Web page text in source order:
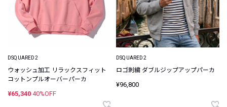
DSQUARED2
ウォッシュ加工 リラックスフィット
コットンプルオーバーパーカ
¥65,340 40%OFF
DSQUARED2
ロゴ刺繍 ダブルジップアップパーカ
¥96,800